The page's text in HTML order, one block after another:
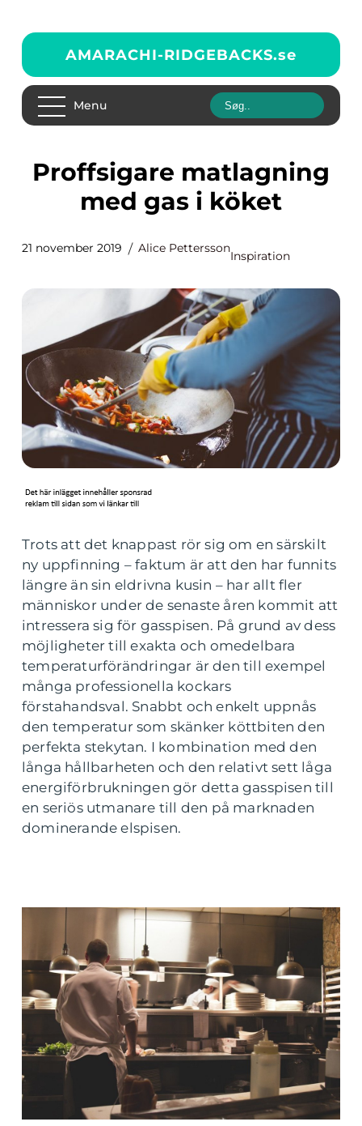
AMARACHI-RIDGEBACKS.se
Menu
Proffsigare matlagning
med gas i köket
21 november 2019 Alice Pettersson
Inspiration
Trots att det knappast rör sig om en särskilt
ny uppfinning – faktum är att den har funnits
längre än sin eldrivna kusin – har allt fler
människor under de senaste åren kommit att
intressera sig för gasspisen. På grund av dess
möjligheter till exakta och omedelbara
temperaturförändringar är den till exempel
många professionella kockars
förstahandsval. Snabbt och enkelt uppnås
den temperatur som skänker köttbiten den
perfekta stekytan. I kombination med den
långa hållbarheten och den relativt sett låga
energiförbrukningen gör detta gasspisen till
en seriös utmanare till den på marknaden
dominerande elspisen.